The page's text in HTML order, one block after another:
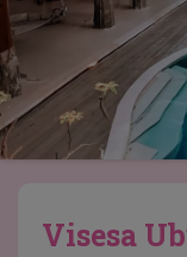
Visesa